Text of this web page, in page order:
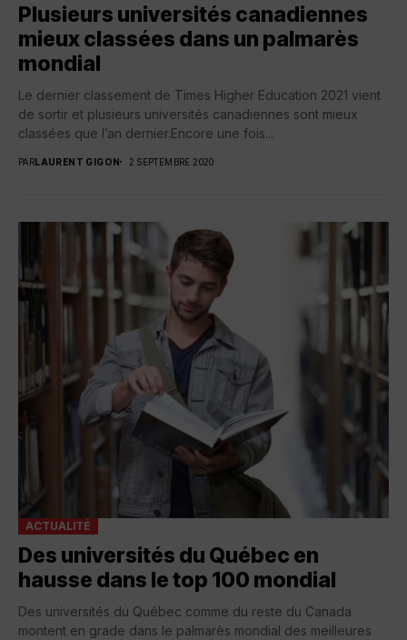
Plusieurs universités canadiennes
mieux classées dans un palmarès
mondial
Le dernier classement de Times Higher Education 2021 vient
de sortir et plusieurs universités canadiennes sont mieux
classées que l’an dernier.Encore une fois...
PARLAURENT GIGON 2 SEPTEMBRE 2020
ACTUALITÉ
Des universités du Québec en
hausse dans le top 100 mondial
Des universités du Québec comme du reste du Canada
montent en grade dans le palmarès mondial des meilleures